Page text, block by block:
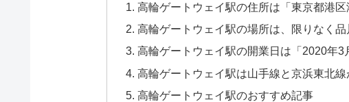
高輪ゲートウェイ駅の住所は「東京都港
高輪ゲートウェイ駅の場所は、限りなく品
高輪ゲートウェイ駅の開業日は「2020年3
高輪ゲートウェイ駅は山手線と京浜東北線
高輪ゲートウェイ駅のおすすめ記事